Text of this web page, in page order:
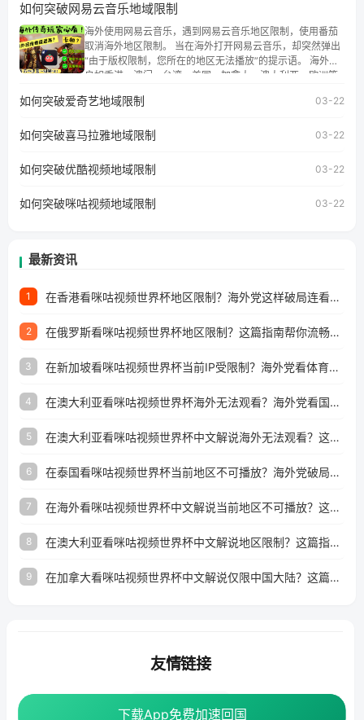
权限制问题，且仅能在中国大陆地区播放。 遇到这个问题的
朋友们，使用番茄回国加速器，即可解决「海外用户收听腾
讯视频地区版权限制」的问题，无论人在香港、澳门、台
湾、美国、加拿大、澳大利亚、欧洲等国家和地区工作、留
学、定居等，都可以使用，不再因地区和版权限制所困扰。
如何突破网易云音乐地域限制
海外使用网易云音乐，遇到网易云音乐地区限制，使用番茄
取消海外地区限制。 当在海外打开网易云音乐，却突然弹出
“由于版权限制，您所在的地区无法播放”的提示语。 海外用
户如香港、澳门、台湾、美国、加拿大、澳大利亚、欧洲等
地区及版权限制问题，且仅能在中国大陆地区播放。 遇到这
户收听网易云音乐地区版权限制」的问题，无论人在香港、
工作、留学、定居等，都可以使用，不再因地区和版权限制
所困扰。
如何突破爱奇艺地域限制 03-22
如何突破喜马拉雅地域限制 03-22
如何突破优酷视频地域限制 03-22
如何突破咪咕视频地域限制 03-22
最新资讯
1 在香港看咪咕视频世界杯地区限制？海外党这样破局连看7天不卡顿！
2 在俄罗斯看咪咕视频世界杯地区限制？这篇指南帮你流畅看中文解说赛事
3 在新加坡看咪咕视频世界杯当前IP受限制？海外党看体育赛事的终极破局指南
4 在澳大利亚看咪咕视频世界杯海外无法观看？海外党看国内体育直播的终极解法
5 在澳大利亚看咪咕视频世界杯中文解说海外无法观看？这篇指南帮你搞定所有体育直播难题
6 在泰国看咪咕视频世界杯当前地区不可播放？海外党破局看中文解说赛事指南
7 在海外看咪咕视频世界杯中文解说当前地区不可播放？这篇指南帮你搞定所有体育赛事直播难题
8 在澳大利亚看咪咕视频世界杯中文解说地区限制？这篇指南帮你搞定海外观赛难题
9 在加拿大看咪咕视频世界杯中文解说仅限中国大陆？这篇指南帮你轻松解锁中文解说和赛事直播
下载App免费加速回国
下载App免费加速回国
友情链接